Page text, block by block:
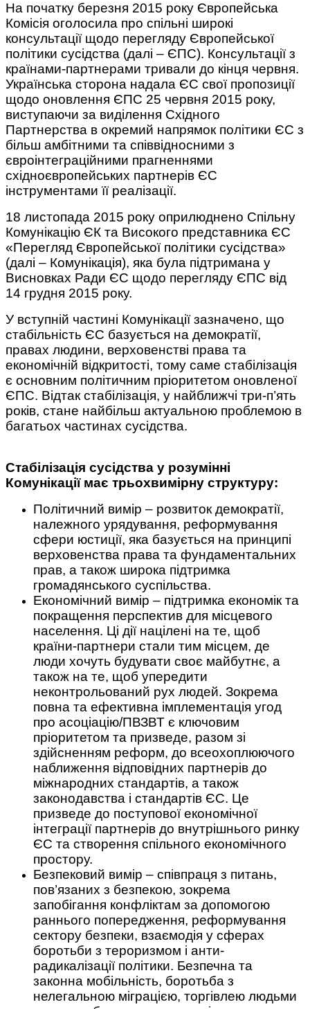
На початку березня 2015 року Європейська
Комісія оголосила про спільні широкі
консультації щодо перегляду Європейської
політики сусідства (далі – ЄПС). Консультації з
країнами-партнерами тривали до кінця червня.
Українська сторона надала ЄС свої пропозиції
щодо оновлення ЄПС 25 червня 2015 року,
виступаючи за виділення Східного
Партнерства в окремий напрямок політики ЄС з
більш амбітними та співвідносними з
євроінтеграційними прагненнями
східноєвропейських партнерів ЄС
інструментами її реалізації.
18 листопада 2015 року оприлюднено Спільну
Комунікацію ЄК та Високого представника ЄС
«Перегляд Європейської політики сусідства»
(далі – Комунікація), яка була підтримана у
Висновках Ради ЄС щодо перегляду ЄПС від
14 грудня 2015 року.
У вступній частині Комунікації зазначено, що
стабільність ЄС базується на демократії,
правах людини, верховенстві права та
економічній відкритості, тому саме стабілізація
є основним політичним пріоритетом оновленої
ЄПС. Відтак стабілізація, у найближчі три-п’ять
років, стане найбільш актуальною проблемою в
багатьох частинах сусідства.
Стабілізація сусідства у розумінні
Комунікації має трьохвимірну структуру:
Політичний вимір – розвиток демократії,
належного урядування, реформування
сфери юстиції, яка базується на принципі
верховенства права та фундаментальних
прав, а також широка підтримка
громадянського суспільства.
Економічний вимір – підтримка економік та
покращення перспектив для місцевого
населення. Ці дії націлені на те, щоб
країни-партнери стали тим місцем, де
люди хочуть будувати своє майбутнє, а
також на те, щоб упередити
неконтрольований рух людей. Зокрема
повна та ефективна імплементація угод
про асоціацію/ПВЗВТ є ключовим
пріоритетом та призведе, разом зі
здійсненням реформ, до всеохоплюючого
наближення відповідних партнерів до
міжнародних стандартів, а також
законодавства і стандартів ЄС. Це
призведе до поступової економічної
інтеграції партнерів до внутрішнього ринку
ЄС та створення спільного економічного
простору.
Безпековий вимір – співпраця з питань,
пов’язаних з безпекою, зокрема
запобігання конфліктам за допомогою
раннього попередження, реформування
сектору безпеки, взаємодія у сферах
боротьби з тероризмом і анти-
радикалізації політики. Безпечна та
законна мобільність, боротьба з
нелегальною міграцією, торгівлею людьми